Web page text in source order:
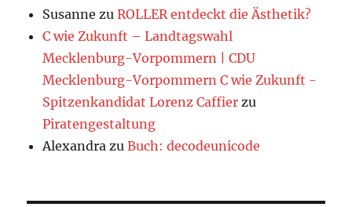
Susanne zuROLLER entdeckt die Ästhetik?
C wie Zukunft – Landtagswahl
Mecklenburg-Vorpommern | CDU
Mecklenburg-Vorpommern C wie Zukunft -
Spitzenkandidat Lorenz Caffier zu
Piratengestaltung
Alexandra zuBuch: decodeunicode